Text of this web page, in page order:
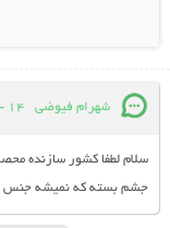
شهرام فيوضى 14 - 06 - 1395
سلام لطفا كشور سازنده
جشم بسته كه نميشه جنس